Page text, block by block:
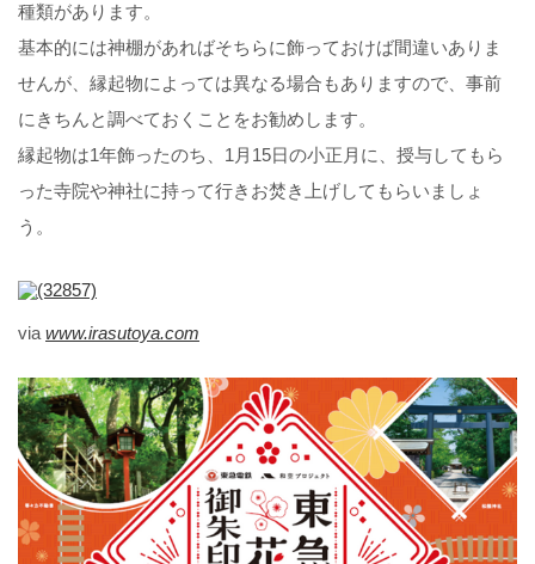
種類があります。
基本的には神棚があればそちらに飾っておけば間違いありま
せんが、縁起物によっては異なる場合もありますので、事前
にきちんと調べておくことをお勧めします。
縁起物は1年飾ったのち、1月15日の小正月に、授与してもら
った寺院や神社に持って行きお焚き上げしてもらいましょ
う。
via www.irasutoya.com